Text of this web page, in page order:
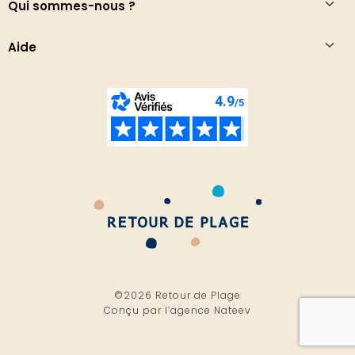
Qui sommes-nous ?
Aide
©2026 Retour de Plage
Conçu par l’agence Nateev